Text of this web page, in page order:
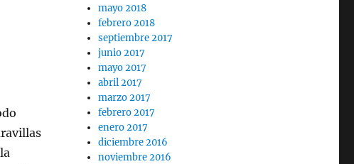
mayo 2018
febrero 2018
septiembre 2017
junio 2017
mayo 2017
abril 2017
marzo 2017
febrero 2017
enero 2017
diciembre 2016
noviembre 2016